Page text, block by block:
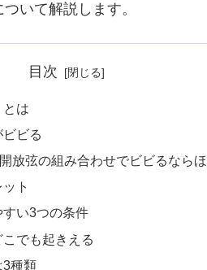
いて解説します。
目次
とは
ビる
放弦の組み合わせでビビるならほ
ト
すい3つの条件
こでも起きえる
3種類